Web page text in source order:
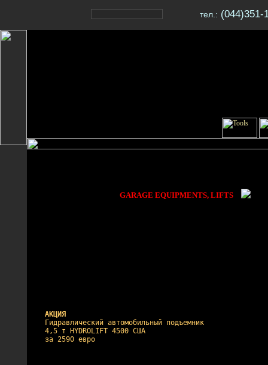
тел.: (044)351-
GARAGE EQUIPMENTS, LIFTS
АКЦИЯ
Гидравлический автомобильный подъемник
4,5 т HYDROLIFT 4500 США
за 2590 евро